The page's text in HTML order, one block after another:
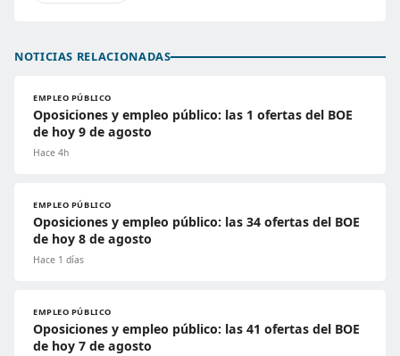
NOTICIAS RELACIONADAS
EMPLEO PÚBLICO
Oposiciones y empleo público: las 1 ofertas del BOE
de hoy 9 de agosto
Hace 4h
EMPLEO PÚBLICO
Oposiciones y empleo público: las 34 ofertas del BOE
de hoy 8 de agosto
Hace 1 días
EMPLEO PÚBLICO
Oposiciones y empleo público: las 41 ofertas del BOE
de hoy 7 de agosto